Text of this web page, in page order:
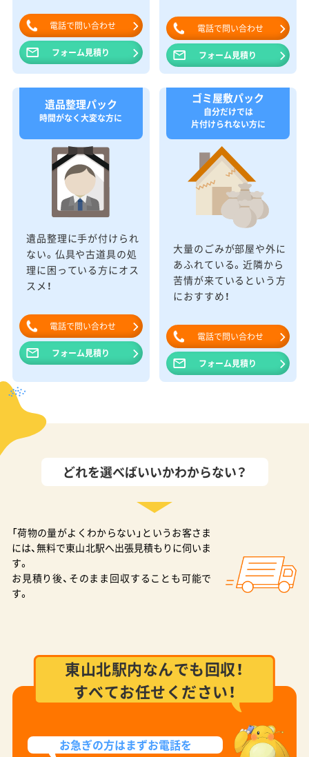
電話で問い合わせ
フォーム見積り
電話で問い合わせ
フォーム見積り
遺品整理パック
時間がなく大変な方に
遺品整理に手が付けられ
ない。仏具や古道具の処
理に困っている方にオス
スメ！
電話で問い合わせ
フォーム見積り
ゴミ屋敷パック
自分だけでは
片付けられない方に
大量のごみが部屋や外に
あふれている。近隣から
苦情が来ているという方
におすすめ！
電話で問い合わせ
フォーム見積り
どれを選べばいいかわからない？
「荷物の量がよくわからない」というお客さま
には、無料で東山北駅へ出張見積もりに伺いま
す。
お見積り後、そのまま回収することも可能で
す。
東山北駅内なんでも回収！
すべてお任せください！
お急ぎの方はまずお電話を